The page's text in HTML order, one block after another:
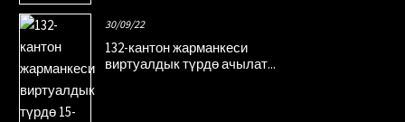
30/09/22
132-кантон жарманкеси
виртуалдык түрдө ачылат...